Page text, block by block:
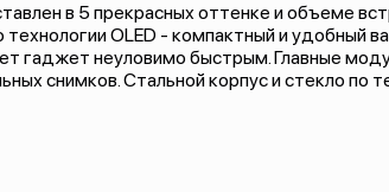
в 5 прекрасных оттенке и объеме
OLED - компактный и удобный
гаджет неуловимо быстрым. Главные
снимков. Стальной корпус и стекло по